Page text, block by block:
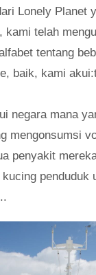
Lonely Planet
, kami telah
tentang
baik, kami
negara mana
mengonsumsi
penyakit
penduduk